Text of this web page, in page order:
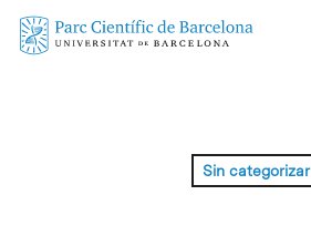
Skip
Sin categorizar